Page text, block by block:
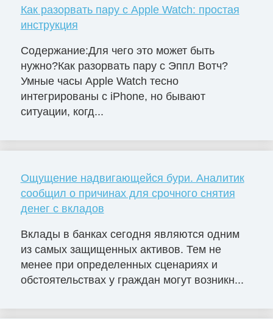
Как разорвать пару с Apple Watch: простая
инструкция
Содержание:Для чего это может быть
нужно?Как разорвать пару с Эппл Вотч?
Умные часы Apple Watch тесно
интегрированы с iPhone, но бывают
ситуации, когд...
Ощущение надвигающейся бури. Аналитик
сообщил о причинах для срочного снятия
денег с вкладов
Вклады в банках сегодня являются одним
из самых защищенных активов. Тем не
менее при определенных сценариях и
обстоятельствах у граждан могут возникн...